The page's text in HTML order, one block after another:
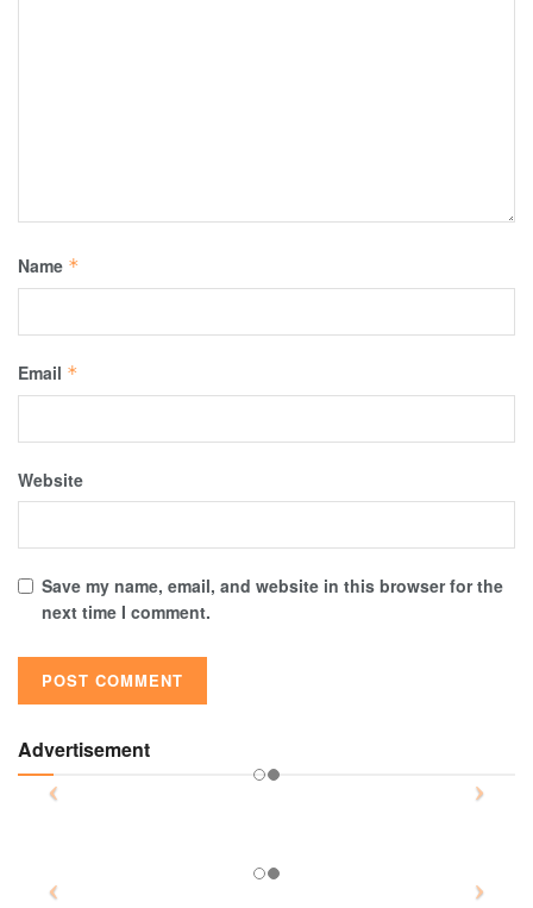
Name *
Email *
Website
Save my name, email, and website in this browser for the
next time I comment.
Advertisement